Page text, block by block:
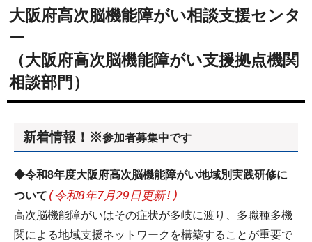
大阪府高次脳機能障がい相談支援センタ
ー
（大阪府高次脳機能障がい支援拠点機関
相談部門）
新着情報！※参加者募集中です
◆令和8年度大阪府高次脳機能障がい地域別実践研修に
ついて (令和8年7月29日更新!)
高次脳機能障がいはその症状が多岐に渡り、多職種多機
関による地域支援ネットワークを構築することが重要で